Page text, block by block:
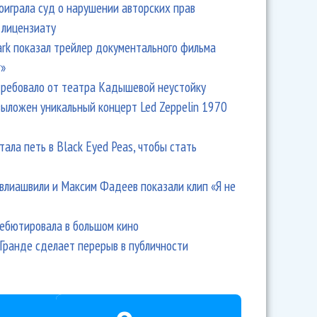
суд о нарушении авторских прав
показал трейлер документального фильма
от театра Кадышевой неустойку
уникальный концерт Led Zeppelin 1970
петь в Black Eyed Peas, чтобы стать
и Максим Фадеев показали клип «Я не
в большом кино
сделает перерыв в публичности